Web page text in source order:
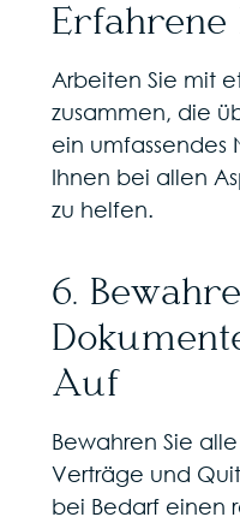
Erfahrene
Arbeiten Sie mit
zusammen, die
ein umfassendes
Ihnen bei allen
zu helfen.
6.
Auf
Bewahren Sie
Verträge und
bei Bedarf einen